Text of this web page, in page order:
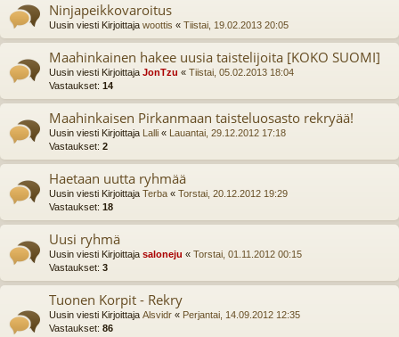
Ninjapeikkovaroitus
Uusin viesti Kirjoittaja woottis « Tiistai, 19.02.2013 20:05
Maahinkainen hakee uusia taistelijoita [KOKO SUOMI]
Uusin viesti Kirjoittaja JonTzu « Tiistai, 05.02.2013 18:04
Vastaukset: 14
Maahinkaisen Pirkanmaan taisteluosasto rekryää!
Uusin viesti Kirjoittaja Lalli «
Lauantai, 29.12.2012 17:18
Vastaukset: 2
Haetaan uutta ryhmää
Uusin viesti Kirjoittaja Terba « Torstai, 20.12.2012 19:29
Vastaukset: 18
Uusi ryhmä
Uusin viesti Kirjoittaja saloneju « Torstai, 01.11.2012 00:15
Vastaukset: 3
Tuonen Korpit - Rekry
Uusin viesti Kirjoittaja Alsvidr « Perjantai, 14.09.2012 12:35
Vastaukset: 86